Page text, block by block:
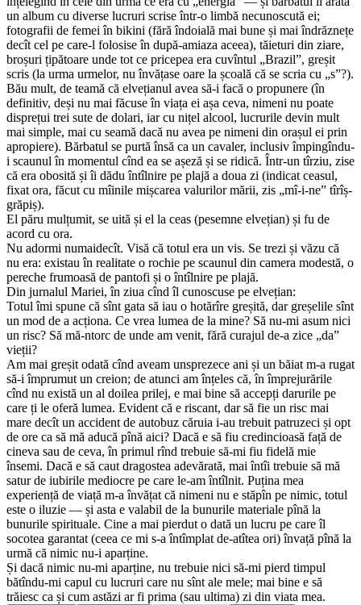
un album cu diverse lucruri scrise într-o limbă necunoscută ei;
fotografii de femei în bikini (fără îndoială mai bune și mai îndrăznețe
decît cel pe care-l folosise în după-amiaza aceea), tăieturi din ziare,
broșuri țipătoare unde tot ce pricepea era cuvîntul „Brazil”, greșit
scris (la urma urmelor, nu învățase oare la școală că se scria cu „s”?).
Bău mult, de teamă că elvețianul avea să-i facă o propunere (în
definitiv, deși nu mai făcuse în viața ei așa ceva, nimeni nu poate
disprețui trei sute de dolari, iar cu nițel alcool, lucrurile devin mult
mai simple, mai cu seamă dacă nu avea pe nimeni din orașul ei prin
apropiere). Bărbatul se purtă însă ca un cavaler, inclusiv împingîndu-
i scaunul în momentul cînd ea se așeză și se ridică. Într-un tîrziu, zise
că era obosită și îi dădu întîlnire pe plajă a doua zi (indicat ceasul,
fixat ora, făcut cu mîinile mișcarea valurilor mării, zis „mî-i-ne” tîrîș-
grăpiș).
El păru mulțumit, se uită și el la ceas (pesemne elvețian) și fu de
acord cu ora.
Nu adormi numaidecît. Visă că totul era un vis. Se trezi și văzu că
nu era: existau în realitate o rochie pe scaunul din camera modestă, o
pereche frumoasă de pantofi și o întîlnire pe plajă.
Din jurnalul Mariei, în ziua cînd îl cunoscuse pe elvețian:
Totul îmi spune că sînt gata să iau o hotărîre greșită, dar greșelile sînt
un mod de a acționa. Ce vrea lumea de la mine? Să nu-mi asum nici
un risc? Să mă-ntorc de unde am venit, fără curajul de-a zice „da”
vieții?
Am mai greșit odată cînd aveam unsprezece ani și un băiat m-a rugat
să-i împrumut un creion; de atunci am înțeles că, în împrejurările
cînd nu există un al doilea prilej, e mai bine să accepți darurile pe
care ți le oferă lumea. Evident că e riscant, dar să fie un risc mai
mare decît un accident de autobuz căruia i-au trebuit patruzeci și opt
de ore ca să mă aducă pînă aici? Dacă e să fiu credincioasă față de
cineva sau de ceva, în primul rînd trebuie să-mi fiu fidelă mie
însemi. Dacă e să caut dragostea adevărată, mai întîi trebuie să mă
satur de iubirile mediocre pe care le-am întîlnit. Puțina mea
experiență de viață m-a învățat că nimeni nu e stăpîn pe nimic, totul
este o iluzie — și asta e valabil de la bunurile materiale pînă la
bunurile spirituale. Cine a mai pierdut o dată un lucru pe care îl
socotea garantat (ceea ce mi s-a întîmplat de-atîtea ori) învață pînă la
urmă că nimic nu-i aparține.
Și dacă nimic nu-mi aparține, nu trebuie nici să-mi pierd timpul
bătîndu-mi capul cu lucruri care nu sînt ale mele; mai bine e să
trăiesc ca și cum astăzi ar fi prima (sau ultima) zi din viata mea.